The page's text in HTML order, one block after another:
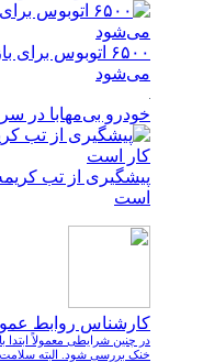
۶۵۰۰ اتوبوس
می‌شود
خودرو بی‌مهابا در
پیشگیری از تب
است
کارشناس روابط
در چنین شرایطی معمولاً ابتدا
خنک بررسی شود. البته